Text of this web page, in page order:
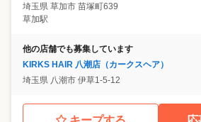
埼玉県 草加市 苗塚町639
草加駅
他の店舗でも募集しています
KIRKS HAIR 八潮店（カークスヘア）
埼玉県 八潮市 伊草1-5-12